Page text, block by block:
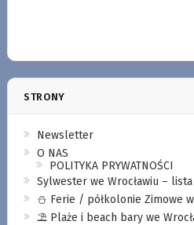
STRONY
Newsletter
O NAS
POLITYKA PRYWATNOŚCI
Sylwester we Wrocławiu –
⛄️ Ferie / półkolonie Zimowe
⛱️ Plaże i beach bary we